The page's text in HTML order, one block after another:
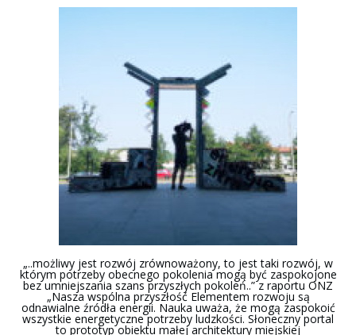
„..możliwy jest rozwój zrównoważony, to jest taki rozwój, w
którym potrzeby obecnego pokolenia mogą być zaspokojone
bez umniejszania szans przyszłych pokoleń..” z raportu ONZ
„Nasza wspólna przyszłość Elementem rozwoju są
odnawialne źródła energii. Nauka uważa, że mogą zaspokoić
wszystkie energetyczne potrzeby ludzkości. Słoneczny portal
to prototyp obiektu małej architektury miejskiej